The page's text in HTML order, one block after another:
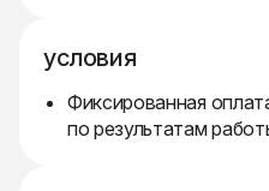
условия
Фиксированная
по результатам